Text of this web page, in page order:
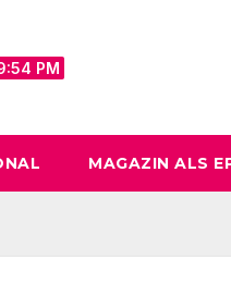
PM
MAGAZIN ALS